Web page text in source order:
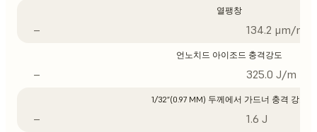
열팽창
– 134.2 μm/m/
언노치드 아이조드 충격강도
– 325.0 J/m
1/32”(0.97 MM) 두께에서 가드너 충격 강도
– 1.6 J